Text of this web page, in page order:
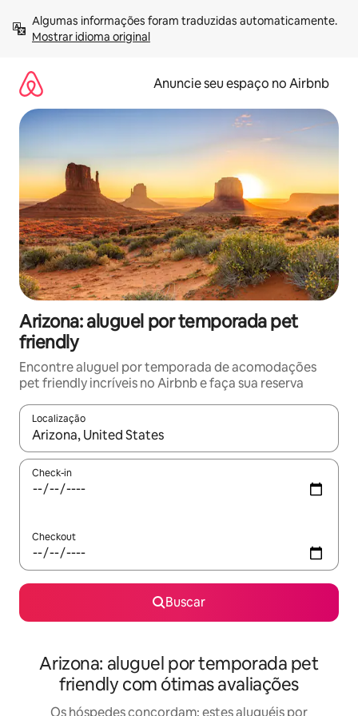
para
Mostrar idioma original
Anuncie seu espaço no Airbnb
Arizona: aluguel por temporada pet
friendly
Encontre aluguel por temporada de acomodações
pet friendly incríveis no Airbnb e faça sua reserva
Localização
Quando os resultados estiverem disponíveis, explore-os
Check-in
Checkout
Buscar
Arizona: aluguel por temporada pet
friendly com ótimas avaliações
Os hóspedes concordam: estes aluguéis por